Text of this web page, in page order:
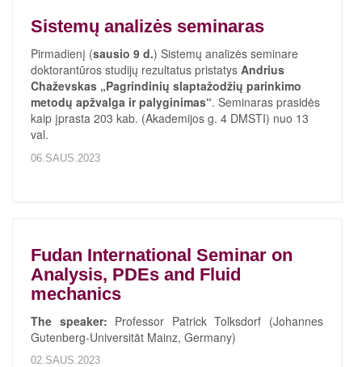
Sistemų analizės seminaras
Pirmadienį (sausio 9 d.) Sistemų analizės seminare
doktorantūros studijų rezultatus pristatys Andrius
Chaževskas „Pagrindinių slaptažodžių parinkimo
metodų apžvalga ir palyginimas“. Seminaras prasidės
kaip įprasta 203 kab. (Akademijos g. 4 DMSTI) nuo 13
val.
06.SAUS.2023
Fudan International Seminar on
Analysis, PDEs and Fluid
mechanics
The speaker: Professor Patrick Tolksdorf (Johannes
Gutenberg-Universität Mainz, Germany)
02.SAUS.2023